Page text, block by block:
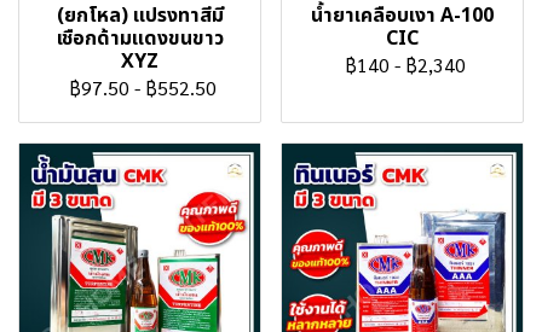
(ยกโหล) แปรงทาสีมี
เชือกด้ามแดงขนขาว
XYZ
฿97.50 - ฿552.50
น้ำยาเคลือบเงา A-100
CIC
฿140 - ฿2,340